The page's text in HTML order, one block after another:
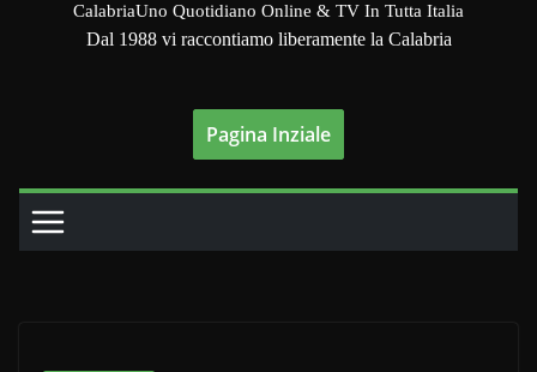
CalabriaUno Quotidiano Online & TV In Tutta Italia
Dal 1988 vi raccontiamo liberamente la Calabria
Pagina Inziale